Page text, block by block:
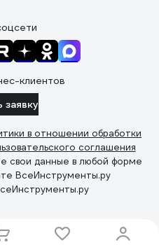
клиентов
заявку
в отношении обработки
соглашения
свои данные в любой форме
ВсеИнструменты.ру